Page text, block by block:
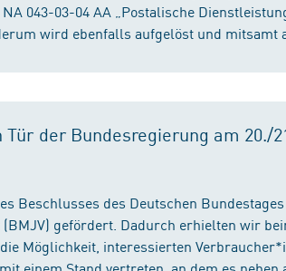
043-03-04 AA „Postalische
wird ebenfalls aufgelöst und mitsamt
der Bundesregierung am 20./
Beschlusses des Deutschen
gefördert. Dadurch erhielten wir
Möglichkeit, interessierten